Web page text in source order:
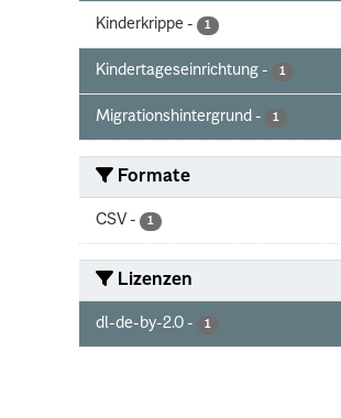
Kinderkrippe - 1
Kindertageseinrichtung - 1
Migrationshintergrund - 1
Formate
CSV - 1
Lizenzen
dl-de-by-2.0 - 1